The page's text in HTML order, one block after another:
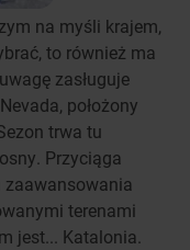
na myśli krajem,
to również ma
zasługuje
położony
trwa tu
Przyciąga
terenami
jest... Katalonia.